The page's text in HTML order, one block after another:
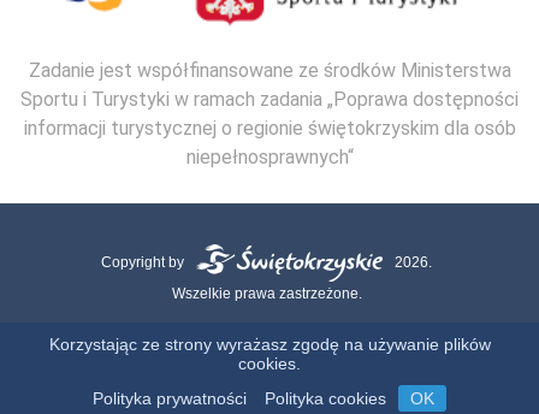
Zadanie jest współfinansowane ze środków Ministerstwa
Sportu i Turystyki w ramach zadania „Poprawa dostępności
informacji turystycznej o regionie świętokrzyskim dla osób
niepełnosprawnych“
Copyright by
2026.
Wszelkie prawa zastrzeżone.
Korzystając ze strony wyrażasz zgodę na używanie plików
cookies.
Polityka prywatności
Polityka cookies OK